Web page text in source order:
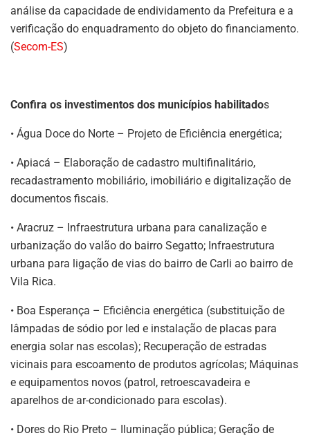
análise da capacidade de endividamento da Prefeitura e a
verificação do enquadramento do objeto do financiamento.
(Secom-ES)
Confira os investimentos dos municípios habilitados
• Água Doce do Norte – Projeto de Eficiência energética;
• Apiacá – Elaboração de cadastro multifinalitário,
recadastramento mobiliário, imobiliário e digitalização de
documentos fiscais.
• Aracruz – Infraestrutura urbana para canalização e
urbanização do valão do bairro Segatto; Infraestrutura
urbana para ligação de vias do bairro de Carli ao bairro de
Vila Rica.
• Boa Esperança – Eficiência energética (substituição de
lâmpadas de sódio por led e instalação de placas para
energia solar nas escolas); Recuperação de estradas
vicinais para escoamento de produtos agrícolas; Máquinas
e equipamentos novos (patrol, retroescavadeira e
aparelhos de ar-condicionado para escolas).
• Dores do Rio Preto – Iluminação pública; Geração de